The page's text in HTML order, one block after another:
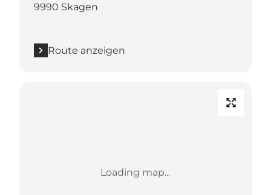
9990 Skagen
Route anzeigen
Loading map...